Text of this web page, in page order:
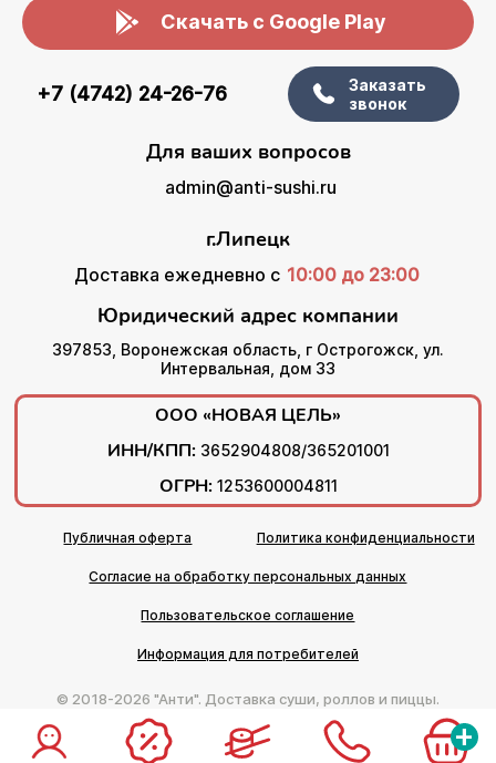
+
Скачать с Google Play
+7 (4742) 24-26-76
Заказать
звонок
Для ваших вопросов
admin@anti-sushi.ru
г.Липецк
Доставка ежедневно с 10:00 до 23:00
Юридический адрес компании
397853, Воронежская область, г Острогожск, ул.
Интервальная, дом 33
ООО «НОВАЯ ЦЕЛЬ»
ИНН/КПП: 3652904808/365201001
ОГРН: 1253600004811
Публичная оферта Политика конфиденциальности
Согласие на обработку персональных данных
Пользовательское соглашение
Информация для потребителей
© 2018-2026 "Анти". Доставка суши, роллов и пиццы.